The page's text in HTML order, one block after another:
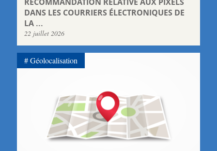
DANS LES COURRIERS ÉLECTRONIQUES DE
LA ...
22 juillet 2026
Géolocalisation